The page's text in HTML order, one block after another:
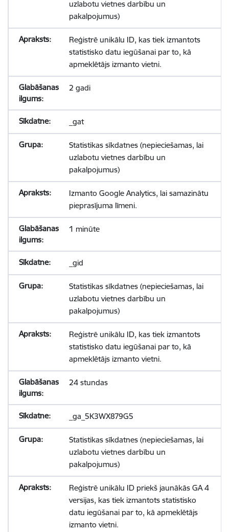
uzlabotu vietnes darbību un
pakalpojumus)
Reģistrē unikālu ID, kas tiek izmantots
statistisko datu iegūšanai par to, kā
apmeklētājs izmanto vietni.
2 gadi
_gat
Statistikas sīkdatnes (nepieciešamas, lai
uzlabotu vietnes darbību un
pakalpojumus)
Izmanto Google Analytics, lai samazinātu
pieprasījuma līmeni.
1 minūte
_gid
Statistikas sīkdatnes (nepieciešamas, lai
uzlabotu vietnes darbību un
pakalpojumus)
Reģistrē unikālu ID, kas tiek izmantots
statistisko datu iegūšanai par to, kā
apmeklētājs izmanto vietni.
24 stundas
_ga_5K3WX879G5
Statistikas sīkdatnes (nepieciešamas, lai
uzlabotu vietnes darbību un
pakalpojumus)
Reģistrē unikālu ID priekš jaunākās GA 4
versijas, kas tiek izmantots statistisko
datu iegūšanai par to, kā apmeklētājs
izmanto vietni.